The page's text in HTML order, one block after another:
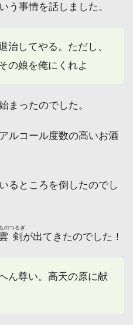
う事情を話しました。
治してやる。ただし、
の娘を俺にくれよ
まったのでした。
ルコール度数の高いお酒
るところを倒したのでし
剣
のつるぎ
が出てきたのでした！
ん尊い。高天の原に献